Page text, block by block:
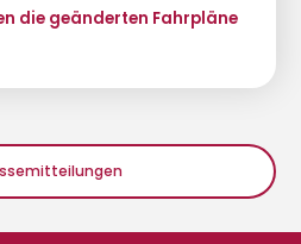
die geänderten Fahrpläne